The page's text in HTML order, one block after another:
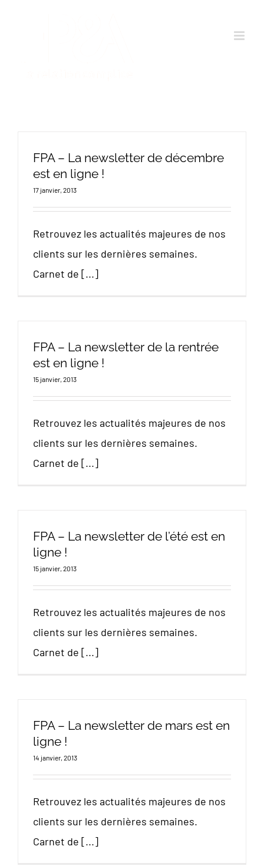
FPA – La newsletter de décembre
est en ligne !
17 janvier, 2013
Retrouvez les actualités majeures de nos
clients sur les dernières semaines.
Carnet de [...]
FPA – La newsletter de la rentrée
est en ligne !
15 janvier, 2013
Retrouvez les actualités majeures de nos
clients sur les dernières semaines.
Carnet de [...]
FPA – La newsletter de l’été est en
ligne !
15 janvier, 2013
Retrouvez les actualités majeures de nos
clients sur les dernières semaines.
Carnet de [...]
FPA – La newsletter de mars est en
ligne !
14 janvier, 2013
Retrouvez les actualités majeures de nos
clients sur les dernières semaines.
Carnet de [...]